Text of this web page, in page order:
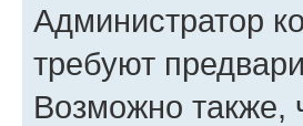
Администратор
требуют
Возможно также,